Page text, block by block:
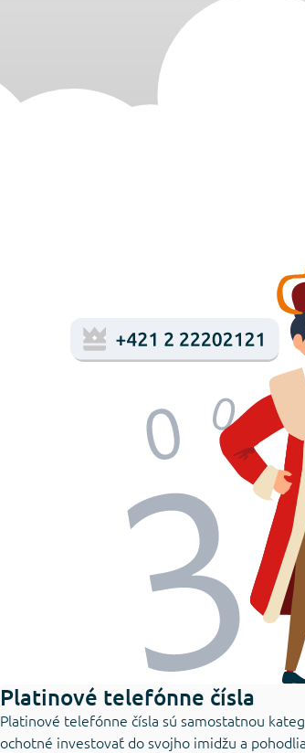
Platinové telefónne čísla
Platinové telefónne čísla sú samostatnou
ochotné investovať do svojho imidžu a